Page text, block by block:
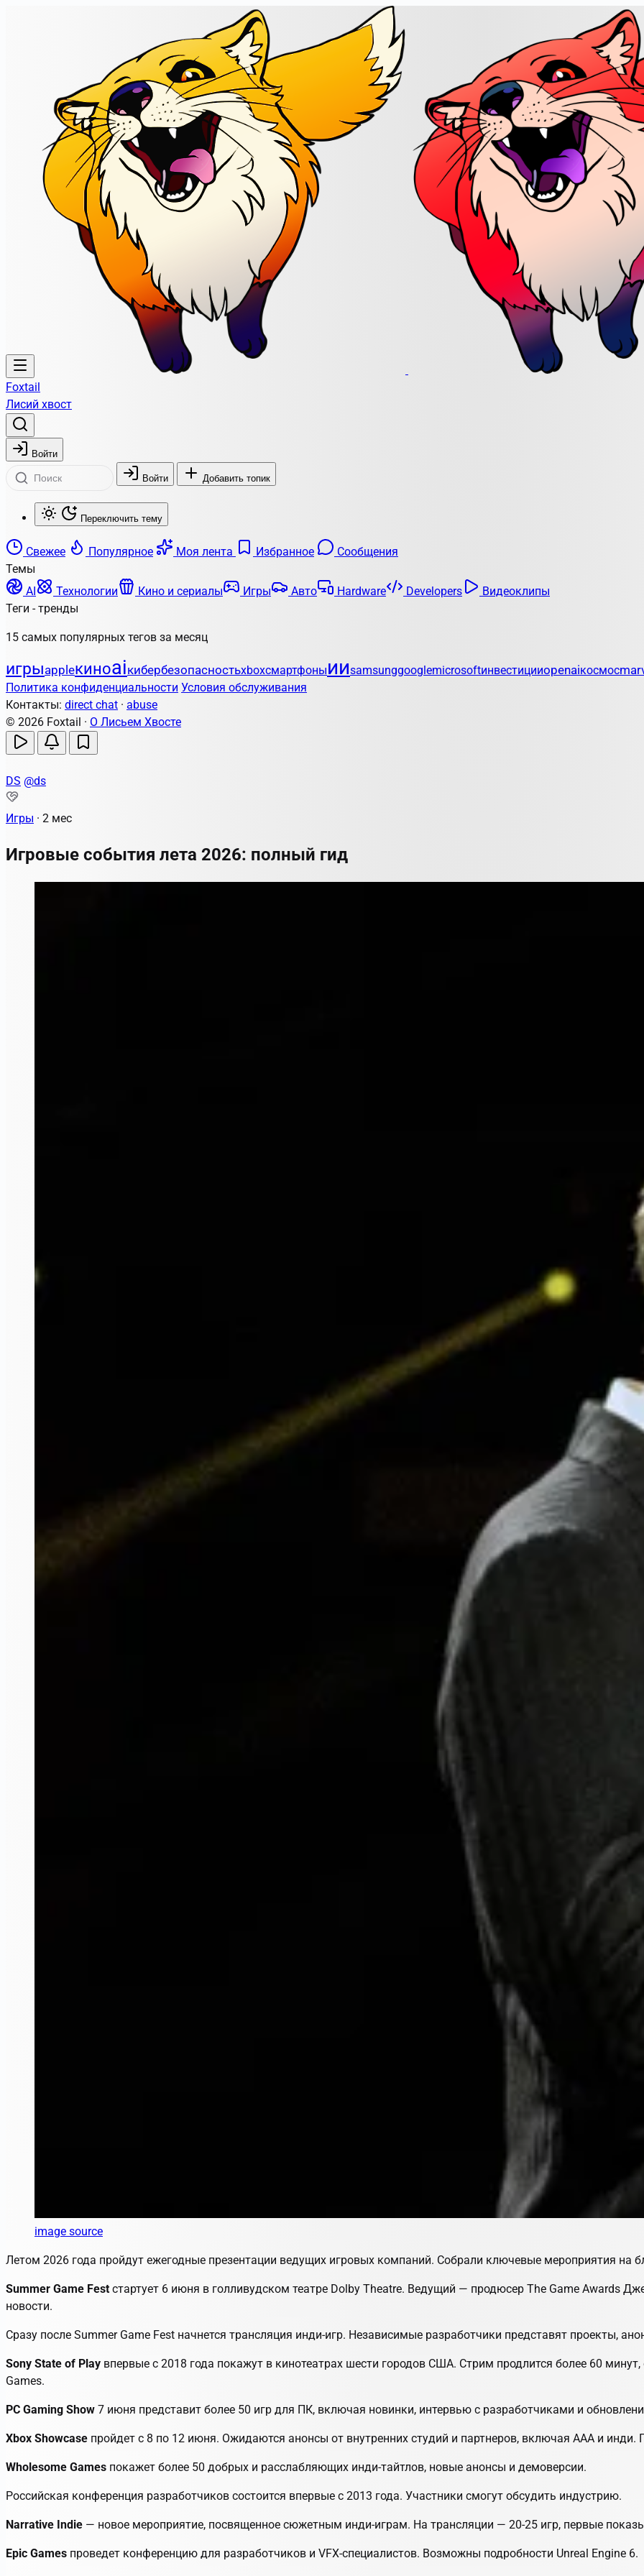
Foxtail
Лисий хвост
Войти
Войти Добавить топик
Переключить тему
Свежее Популярное Моя лента Избранное
Сообщения
Темы
AI
Технологии Кино и сериалы Игры Авто Hardware Developers
Видеоклипы
Теги - тренды
15 самых популярных тегов за месяц
игрыappleкиноaiкибербезопасностьxboxсмартфоныииsamsunggooglemicrosoftинвестицииopenaiкосмос
Политика конфиденциальности Условия обслуживания
Контакты: direct chat · abuse
© 2026 Foxtail · О Лисьем Хвосте
DS @ds
Игры · 2 мес
Игровые события лета 2026: полный гид
image source
Летом 2026 года пройдут ежегодные презентации ведущих игровых компаний. Собрали ключевые мероприятия на
Summer Game Fest стартует 6 июня в голливудском театре Dolby Theatre. Ведущий — продюсер The Game Awards
новости.
Сразу после Summer Game Fest начнется трансляция инди-игр. Независимые разработчики представят проекты,
Sony State of Play впервые с 2018 года покажут в кинотеатрах шести городов США. Стрим продлится более 60
Games.
PC Gaming Show 7 июня представит более 50 игр для ПК, включая новинки, интервью с разработчиками и
Xbox Showcase пройдет с 8 по 12 июня. Ожидаются анонсы от внутренних студий и партнеров, включая AAA и инди.
Wholesome Games покажет более 50 добрых и расслабляющих инди-тайтлов, новые анонсы и демоверсии.
Российская конференция разработчиков состоится впервые с 2013 года. Участники смогут обсудить индустрию.
Narrative Indie — новое мероприятие, посвященное сюжетным инди-играм. На трансляции — 20-25 игр, первые
Epic Games проведет конференцию для разработчиков и VFX-специалистов. Возможны подробности Unreal Engine 6.